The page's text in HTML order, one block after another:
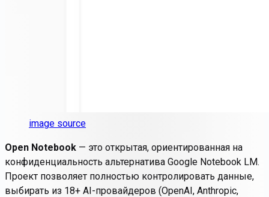
image source
Open Notebook — это открытая, ориентированная на
конфиденциальность альтернатива Google Notebook LM.
Проект позволяет полностью контролировать данные,
выбирать из 18+ AI-провайдеров (OpenAI, Anthropic,